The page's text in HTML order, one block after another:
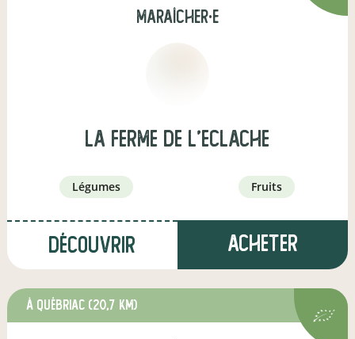
maraîcher·e
La ferme de l'eclache
légumes fruits
Découvrir Acheter
à Québriac (20,7 km)